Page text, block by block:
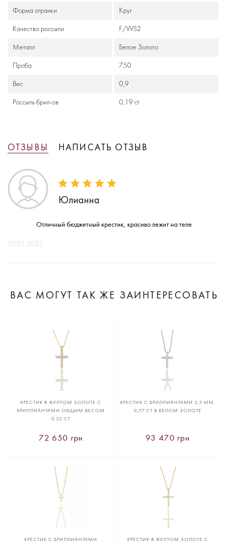
Формa огранки Круг
Качество россыпи F/VVS2
Металл Белое Золото
Проба 750
Вес 0,9
Россыпь брил-ов 0,19 ct
ОТЗЫВЫ НАПИСАТЬ ОТЗЫВ
Юлианна
Отличный бюджетный крестик, красиво лежит на теле
30.01.2022
ВАС МОГУТ ТАК ЖЕ ЗАИНТЕРЕСОВАТЬ
КРЕСТИК В ЖЕЛТОМ ЗОЛОТЕ С
БРИЛЛИАНТАМИ ОБЩИМ ВЕСОМ
0,22 CT
72 650 грн
КРЕСТИК С БРИЛЛИАНТАМИ 2,5 ММ,
0,77 CT В БЕЛОМ ЗОЛОТЕ
93 470 грн
КРЕСТИК С БРИЛЛИАНТАМИ
КРЕСТИК В ЖЕЛТОМ ЗОЛОТЕ С